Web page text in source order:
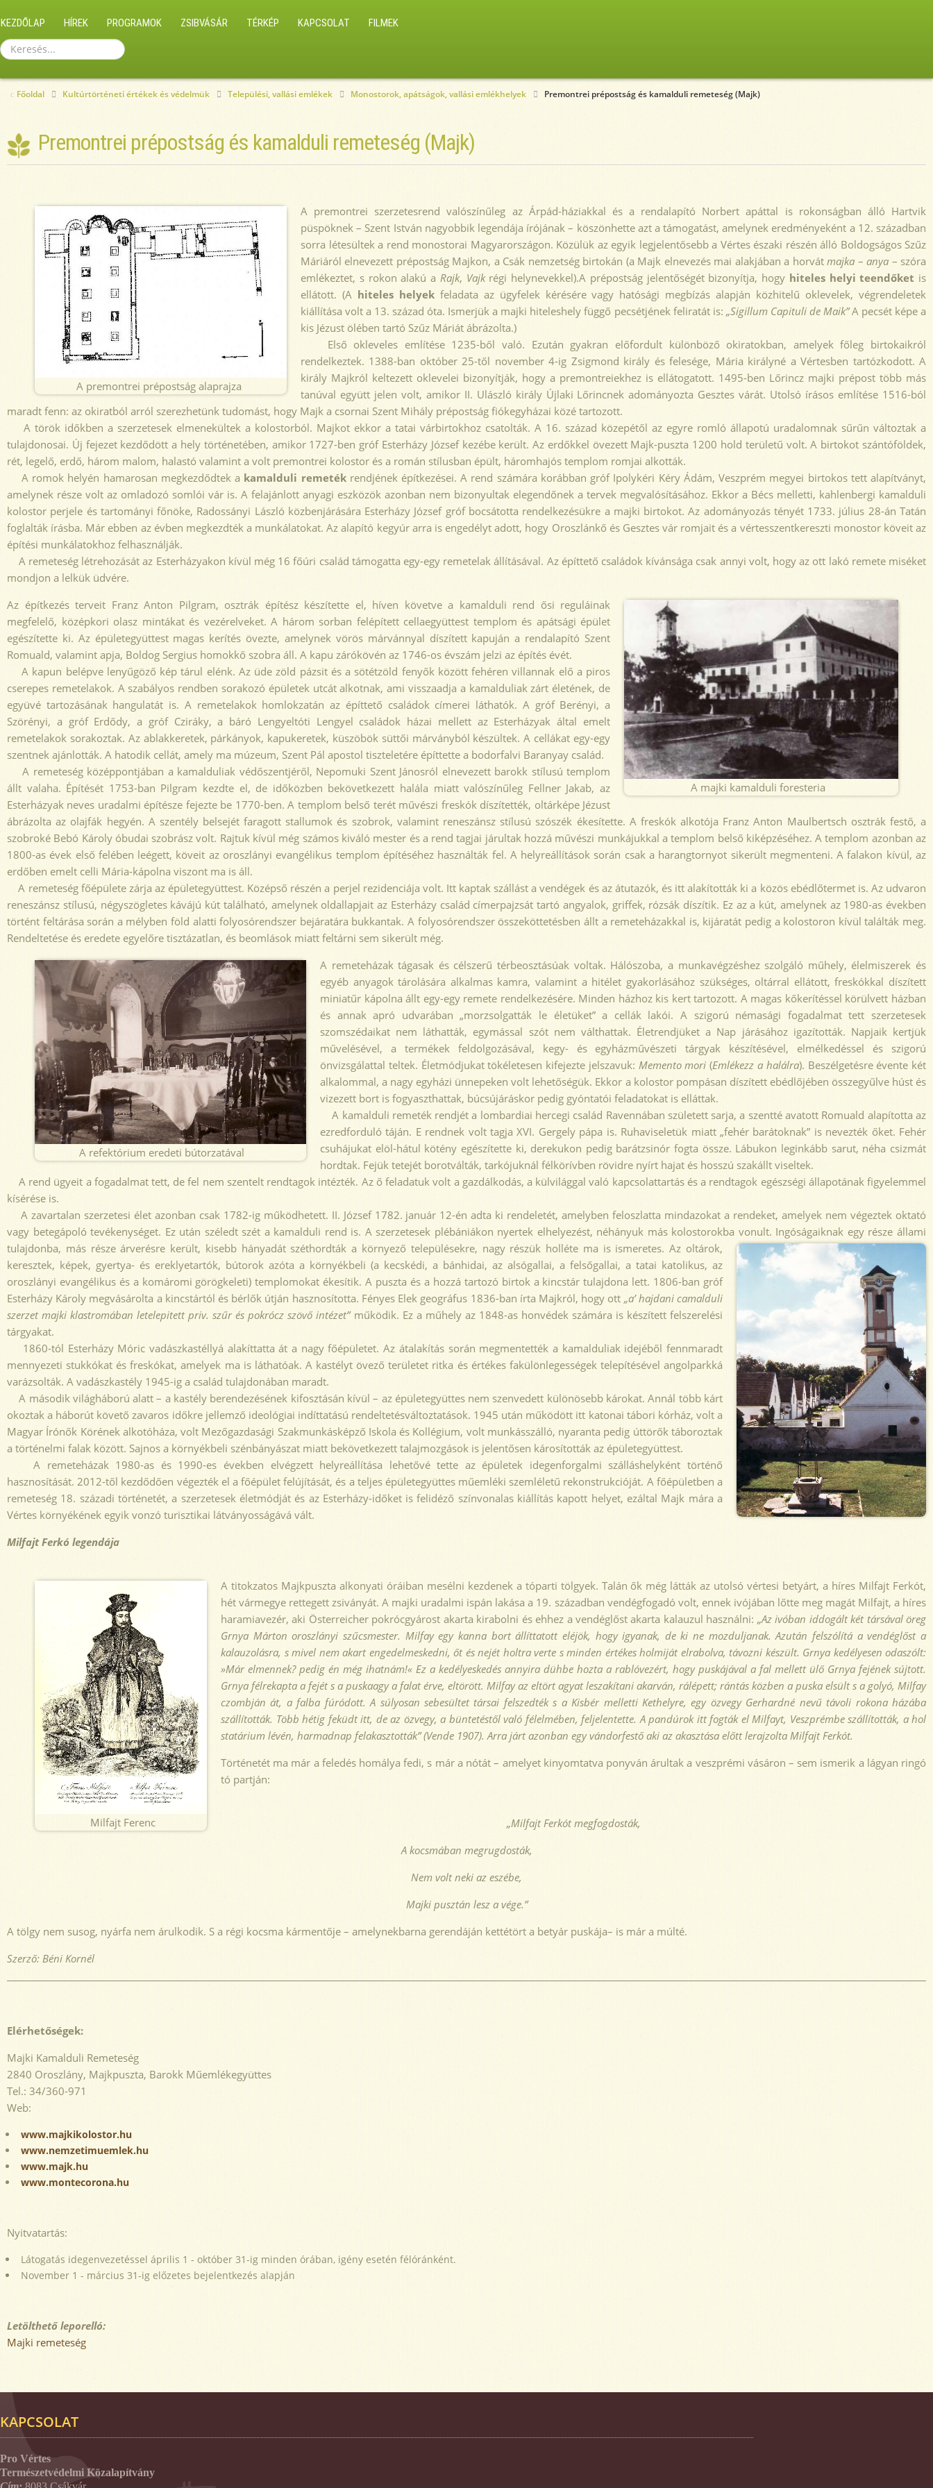
KEZDŐLAP HÍREK PROGRAMOK ZSIBVÁSÁR TÉRKÉP KAPCSOLAT FILMEK
Keresés...
Főoldal Kultúrtörténeti értékek és védelmük Települési, vallási emlékek Monostorok, apátságok, vallási emlékhelyek Premontrei prépostság és kamalduli remeteség (Majk)
Premontrei prépostság és kamalduli remeteség (Majk)
A premontrei prépostság alaprajza
A premontrei szerzetesrend valószínűleg az Árpád-háziakkal és a rendalapító Norbert apáttal is rokonságban álló Hartvik
püspöknek – Szent István nagyobbik legendája írójának – köszönhette azt a támogatást, amelynek eredményeként a 12. században
sorra létesültek a rend monostorai Magyarországon. Közülük az egyik legjelentősebb a Vértes északi részén álló Boldogságos Szűz
Máriáról elnevezett prépostság Majkon, a Csák nemzetség birtokán (a Majk elnevezés mai alakjában a horvátmajka –anya – szóra
emlékeztet, s rokon alakú a Rajk, Vajkrégi helynevekkel).A prépostság jelentőségét bizonyítja, hogy hiteles helyi teendőket is
ellátott. (A hiteles helyekfeladata az ügyfelek kérésére vagy hatósági megbízás alapján közhitelű oklevelek, végrendeletek
kiállítása volt a 13. század óta. Ismerjük a majki hiteleshely függő pecsétjének feliratát is: „Sigillum Capituli de Maik”A pecsét képe a
kis Jézust ölében tartó Szűz Máriát ábrázolta.)
Első okleveles említése 1235-ből való. Ezután gyakran előfordult különböző okiratokban, amelyek főleg birtokaikról
rendelkeztek. 1388-ban október 25-től november 4-ig Zsigmond király és felesége, Mária királyné a Vértesben tartózkodott. A
király Majkról keltezett oklevelei bizonyítják, hogy a premontreiekhez is ellátogatott. 1495-ben Lőrincz majki prépost több más
tanúval együtt jelen volt, amikor II. Ulászló király Újlaki Lőrincnek adományozta Gesztes várát. Utolsó írásos említése 1516-ból
maradt fenn: az okiratból arról szerezhetünk tudomást, hogy Majk a csornai Szent Mihály prépostság fiókegyházai közé tartozott.
A török időkben a szerzetesek elmenekültek a kolostorból. Majkot ekkor a tatai várbirtokhoz csatolták. A 16. század közepétől az egyre romló állapotú uradalomnak sűrűn változtak a
tulajdonosai. Új fejezet kezdődött a hely történetében, amikor 1727-ben gróf Esterházy József kezébe került. Az erdőkkel övezett Majk-puszta 1200 hold területű volt. A birtokot szántóföldek,
rét, legelő, erdő, három malom, halastó valamint a volt premontrei kolostor és a román stílusban épült, háromhajós templom romjai alkották.
A romok helyén hamarosan megkezdődtek a kamalduli remetékrendjének építkezései. A rend számára korábban gróf Ipolykéri Kéry Ádám, Veszprém megyei birtokos tett alapítványt,
amelynek része volt az omladozó somlói vár is. A felajánlott anyagi eszközök azonban nem bizonyultak elegendőnek a tervek megvalósításához. Ekkor a Bécs melletti, kahlenbergi kamalduli
kolostor perjele és tartományi főnöke, Radossányi László közbenjárására Esterházy József gróf bocsátotta rendelkezésükre a majki birtokot. Az adományozás tényét 1733. július 28-án Tatán
foglalták írásba. Már ebben az évben megkezdték a munkálatokat. Az alapító kegyúr arra is engedélyt adott, hogy Oroszlánkő és Gesztes vár romjait és a vértesszentkereszti monostor köveit az
építési munkálatokhoz felhasználják.
A remeteség létrehozását az Esterházyakon kívül még 16 főúri család támogatta egy-egy remetelak állításával. Az építtető családok kívánsága csak annyi volt, hogy az ott lakó remete miséket
mondjon a lelkük üdvére.
A majki kamalduli foresteria
Az építkezés terveit Franz Anton Pilgram, osztrák építész készítette el, híven követve a kamalduli rend ősi reguláinak
megfelelő, középkori olasz mintákat és vezérelveket. A három sorban felépített cellaegyüttest templom és apátsági épület
egészítette ki. Az épületegyüttest magas kerítés övezte, amelynek vörös márvánnyal díszített kapuján a rendalapító Szent
Romuald, valamint apja, Boldog Sergius homokkő szobra áll. A kapu zárókövén az 1746-os évszám jelzi az építés évét.
A kapun belépve lenyűgöző kép tárul elénk. Az üde zöld pázsit és a sötétzöld fenyők között fehéren villannak elő a piros
cserepes remetelakok. A szabályos rendben sorakozó épületek utcát alkotnak, ami visszaadja a kamalduliak zárt életének, de
együvé tartozásának hangulatát is. A remetelakok homlokzatán az építtető családok címerei láthatók. A gróf Berényi, a
Szörényi, a gróf Erdődy, a gróf Cziráky, a báró Lengyeltóti Lengyel családok házai mellett az Esterházyak által emelt
remetelakok sorakoztak. Az ablakkeretek, párkányok, kapukeretek, küszöbök süttői márványból készültek. A cellákat egy-egy
szentnek ajánlották. A hatodik cellát, amely ma múzeum, Szent Pál apostol tiszteletére építtette a bodorfalvi Baranyay család.
A remeteség középpontjában a kamalduliak védőszentjéről, Nepomuki Szent Jánosról elnevezett barokk stílusú templom
állt valaha. Építését 1753-ban Pilgram kezdte el, de időközben bekövetkezett halála miatt valószínűleg Fellner Jakab, az
Esterházyak neves uradalmi építésze fejezte be 1770-ben. A templom belső terét művészi freskók díszítették, oltárképe Jézust
ábrázolta az olajfák hegyén. A szentély belsejét faragott stallumok és szobrok, valamint reneszánsz stílusú szószék ékesítette. A freskók alkotója Franz Anton Maulbertsch osztrák festő, a
szobroké Bebó Károly óbudai szobrász volt. Rajtuk kívül még számos kiváló mester és a rend tagjai járultak hozzá művészi munkájukkal a templom belső kiképzéséhez. A templom azonban az
1800-as évek első felében leégett, köveit az oroszlányi evangélikus templom építéséhez használták fel. A helyreállítások során csak a harangtornyot sikerült megmenteni. A falakon kívül, az
erdőben emelt celli Mária-kápolna viszont ma is áll.
A remeteség főépülete zárja az épületegyüttest. Középső részén a perjel rezidenciája volt. Itt kaptak szállást a vendégek és az átutazók, és itt alakították ki a közös ebédlőtermet is. Az udvaron
reneszánsz stílusú, négyszögletes kávájú kút található, amelynek oldallapjait az Esterházy család címerpajzsát tartó angyalok, griffek, rózsák díszítik. Ez az a kút, amelynek az 1980-as években
történt feltárása során a mélyben föld alatti folyosórendszer bejáratára bukkantak. A folyosórendszer összeköttetésben állt a remeteházakkal is, kijáratát pedig a kolostoron kívül találták meg.
Rendeltetése és eredete egyelőre tisztázatlan, és beomlások miatt feltárni sem sikerült még.
A refektórium eredeti bútorzatával
A remeteházak tágasak és célszerű térbeosztásúak voltak. Hálószoba, a munkavégzéshez szolgáló műhely, élelmiszerek és
egyéb anyagok tárolására alkalmas kamra, valamint a hitélet gyakorlásához szükséges, oltárral ellátott, freskókkal díszített
miniatűr kápolna állt egy-egy remete rendelkezésére. Minden házhoz kis kert tartozott. A magas kőkerítéssel körülvett házban
és annak apró udvarában „morzsolgatták le életüket” a cellák lakói. A szigorú némasági fogadalmat tett szerzetesek
szomszédaikat nem láthatták, egymással szót nem válthattak. Életrendjüket a Nap járásához igazították. Napjaik kertjük
művelésével, a termékek feldolgozásával, kegy- és egyházművészeti tárgyak készítésével, elmélkedéssel és szigorú
önvizsgálattal teltek. Életmódjukat tökéletesen kifejezte jelszavuk: Memento mori (Emlékezz a halálra). Beszélgetésre évente két
alkalommal, a nagy egyházi ünnepeken volt lehetőségük. Ekkor a kolostor pompásan díszített ebédlőjében összegyűlve húst és
vizezett bort is fogyaszthattak, búcsújáráskor pedig gyóntatói feladatokat is elláttak.
A kamalduli remeték rendjét a lombardiai hercegi család Ravennában született sarja, a szentté avatott Romuald alapította az
ezredforduló táján. E rendnek volt tagja XVI. Gergely pápa is. Ruhaviseletük miatt „fehér barátoknak” is nevezték őket. Fehér
csuhájukat elöl-hátul kötény egészítette ki, derekukon pedig barátzsinór fogta össze. Lábukon leginkább sarut, néha csizmát
hordtak. Fejük tetejét borotválták, tarkójuknál félkörívben rövidre nyírt hajat és hosszú szakállt viseltek.
A rend ügyeit a fogadalmat tett, de fel nem szentelt rendtagok intézték. Az ő feladatuk volt a gazdálkodás, a külvilággal való kapcsolattartás és a rendtagok egészségi állapotának figyelemmel
kísérése is.
A zavartalan szerzetesi élet azonban csak 1782-ig működhetett. II. József 1782. január 12-én adta ki rendeletét, amelyben feloszlatta mindazokat a rendeket, amelyek nem végeztek oktató
vagy betegápoló tevékenységet. Ez után széledt szét a kamalduli rend is. A szerzetesek plébániákon nyertek elhelyezést, néhányuk más kolostorokba vonult. Ingóságaiknak egy része állami
tulajdonba, más része árverésre került, kisebb hányadát széthordták a környező településekre, nagy részük holléte ma is ismeretes. Az oltárok,
keresztek, képek, gyertya- és ereklyetartók, bútorok azóta a környékbeli (a kecskédi, a bánhidai, az alsógallai, a felsőgallai, a tatai katolikus, az
oroszlányi evangélikus és a komáromi görögkeleti) templomokat ékesítik. A puszta és a hozzá tartozó birtok a kincstár tulajdona lett. 1806-ban gróf
Esterházy Károly megvásárolta a kincstártól és bérlők útján hasznosította. Fényes Elek geográfus 1836-ban írta Majkról, hogy ott „a’ hajdani camalduli
szerzetmajki klastromában letelepitett priv. szűr és pokrócz szövő intézet” működik. Ez a műhely az 1848-as honvédek számára is készített felszerelési
tárgyakat.
1860-tól Esterházy Móric vadászkastéllyá alakíttatta át a nagy főépületet. Az átalakítás során megmentették a kamalduliak idejéből fennmaradt
mennyezeti stukkókat és freskókat, amelyek ma is láthatóak. A kastélyt övező területet ritka és értékes fakülönlegességek telepítésével angolparkká
varázsolták. A vadászkastély 1945-ig a család tulajdonában maradt.
A második világháború alatt – a kastély berendezésének kifosztásán kívül – az épületegyüttes nem szenvedett különösebb károkat. Annál több kárt
okoztak a háborút követő zavaros időkre jellemző ideológiai indíttatású rendeltetésváltoztatások. 1945 után működött itt katonai tábori kórház, volt a
Magyar Írónők Körének alkotóháza, volt Mezőgazdasági Szakmunkásképző Iskola és Kollégium, volt munkásszálló, nyaranta pedig úttörők táboroztak
a történelmi falak között. Sajnos a környékbeli szénbányászat miatt bekövetkezett talajmozgások is jelentősen károsították az épületegyüttest.
A remeteházak 1980-as és 1990-es években elvégzett helyreállítása lehetővé tette az épületek idegenforgalmi szálláshelyként történő
hasznosítását. 2012-től kezdődően végezték el a főépület felújítását, és a teljes épületegyüttes műemléki szemléletű rekonstrukcióját. A főépületben a
remeteség 18. századi történetét, a szerzetesek életmódját és az Esterházy-időket is felidéző színvonalas kiállítás kapott helyet, ezáltal Majk mára a
Vértes környékének egyik vonzó turisztikai látványosságává vált.
Milfajt Ferkó legendája
Milfajt Ferenc
A titokzatos Majkpuszta alkonyati óráiban mesélni kezdenek a tóparti tölgyek. Talán ők még látták az utolsó vértesi betyárt, a híres Milfajt Ferkót,
hét vármegye rettegett zsiványát. A majki uradalmi ispán lakása a 19. században vendégfogadó volt, ennek ivójában lőtte meg magát Milfajt, a híres
haramiavezér, aki Österreicher pokrócgyárost akarta kirabolni és ehhez a vendéglőst akarta kalauzul használni: „Az ivóban iddogált két társával öreg
Grnya Márton oroszlányi szűcsmester. Milfay egy kanna bort állíttatott eléjök, hogy igyanak, de ki ne mozduljanak. Azután felszólítá a vendéglőst a
kalauzolásra, s mivel nem akart engedelmeskedni, őt és nejét holtra verte s minden értékes holmiját elrabolva, távozni készült. Grnya kedélyesen odaszólt:
»Már elmennek? pedig én még ihatnám!« Ez a kedélyeskedés annyira dühbe hozta a rablóvezért, hogy puskájával a fal mellett ülő Grnya fejének sújtott.
Grnya félrekapta a fejét s a puskaagy a falat érve, eltörött. Milfay az eltört agyat leszakítani akarván, rálépett; rántás közben a puska elsült s a golyó, Milfay
czombján át, a falba fúródott. A súlyosan sebesültet társai felszedték s a Kisbér melletti Kethelyre, egy özvegy Gerhardné nevű távoli rokona házába
szállították. Több hétig feküdt itt, de az özvegy, a büntetéstől való félelmében, feljelentette. A pandúrok itt fogták el Milfayt, Veszprémbe szállították, a hol
statárium lévén, harmadnap felakasztották”(Vende 1907). Arra járt azonban egy vándorfestő aki az akasztása előtt lerajzolta Milfajt Ferkót.
Történetét ma már a feledés homálya fedi, s már a nótát – amelyet kinyomtatva ponyván árultak a veszprémi vásáron – sem ismerik a lágyan ringó
tó partján:
„Milfajt Ferkót megfogdosták,
A kocsmában megrugdosták,
Nem volt neki az eszébe,
Majki pusztán lesz a vége.”
A tölgy nem susog, nyárfa nem árulkodik. S a régi kocsma kármentője – amelynekbarna gerendáján kettétört a betyár puskája– is már a múlté.
Szerző: Béni Kornél
Elérhetőségek:
Majki Kamalduli Remeteség
2840 Oroszlány, Majkpuszta, Barokk Műemlékegyüttes
Tel.: 34/360-971
Web:
www.majkikolostor.hu
www.nemzetimuemlek.hu
www.majk.hu
www.montecorona.hu
Nyitvatartás:
Látogatás idegenvezetéssel április 1 - október 31-ig minden órában, igény esetén félóránként.
November 1 - március 31-ig előzetes bejelentkezés alapján
Letölthető leporelló:
Majki remeteség
KAPCSOLAT
Pro Vértes
Természetvédelmi Közalapítvány